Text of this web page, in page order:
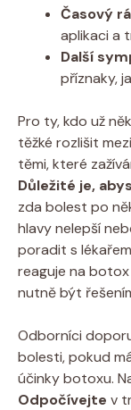
Časový
aplikaci a
Další
příznaky,
Pro ty, kdo už
těžké rozlišit
těmi, které
Důležité je,
zda bolest po
hlavy nelepší
poradit s
reaguje na
nutně být
Odborníci
bolesti, pokud
účinky botoxu.
Odpočívejte v